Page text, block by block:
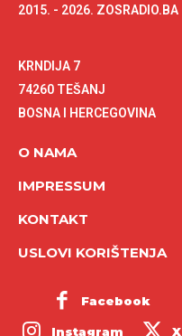
2015. - 2026. ZOSRADIO.BA
KRNDIJA 7
74260 TEŠANJ
BOSNA I HERCEGOVINA
O NAMA
IMPRESSUM
KONTAKT
USLOVI KORIŠTENJA
Facebook
Instagram X